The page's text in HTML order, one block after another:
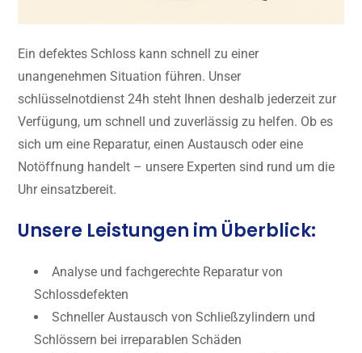
Ein defektes Schloss kann schnell zu einer
unangenehmen Situation führen. Unser
schlüsselnotdienst 24h steht Ihnen deshalb jederzeit zur
Verfügung, um schnell und zuverlässig zu helfen. Ob es
sich um eine Reparatur, einen Austausch oder eine
Notöffnung handelt – unsere Experten sind rund um die
Uhr einsatzbereit.
Unsere Leistungen im Überblick:
Analyse und fachgerechte Reparatur von
Schlossdefekten
Schneller Austausch von Schließzylindern und
Schlössern bei irreparablen Schäden